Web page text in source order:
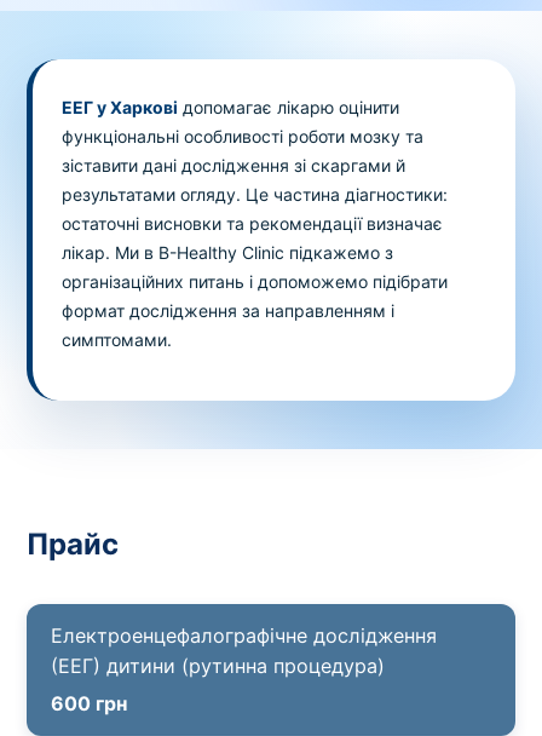
ЕЕГ у Харкові допомагає лікарю оцінити
функціональні особливості роботи мозку та
зіставити дані дослідження зі скаргами й
результатами огляду. Це частина діагностики:
остаточні висновки та рекомендації визначає
лікар. Ми в B-Healthy Clinic підкажемо з
організаційних питань і допоможемо підібрати
формат дослідження за направленням і
симптомами.
Прайс
Електроенцефалографічне дослідження
(ЕЕГ) дитини (рутинна процедура)
600 грн